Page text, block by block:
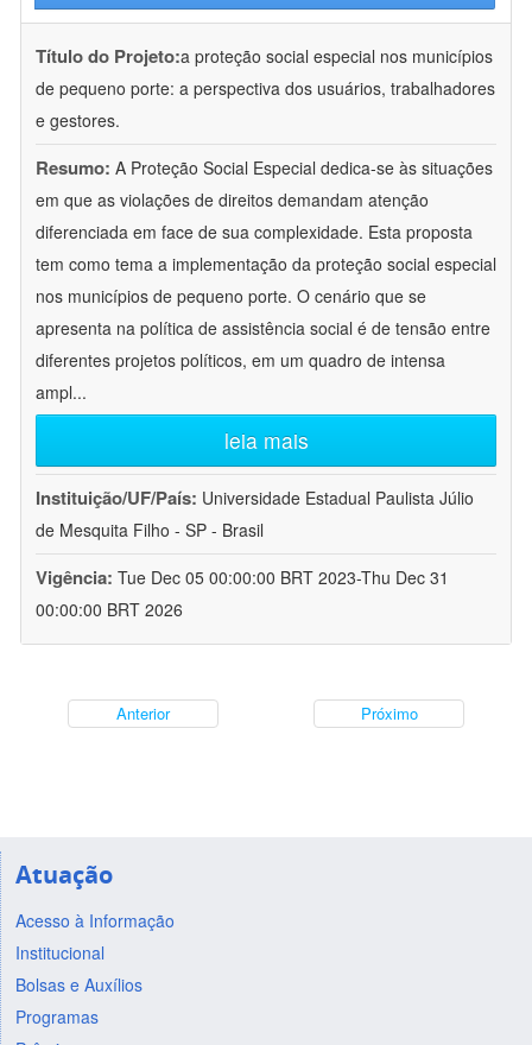
Título do Projeto:a proteção social especial nos municípios
de pequeno porte: a perspectiva dos usuários, trabalhadores
e gestores.
Resumo: A Proteção Social Especial dedica-se às situações
em que as violações de direitos demandam atenção
diferenciada em face de sua complexidade. Esta proposta
tem como tema a implementação da proteção social especial
nos municípios de pequeno porte. O cenário que se
apresenta na política de assistência social é de tensão entre
diferentes projetos políticos, em um quadro de intensa
ampl...
leia mais
Instituição/UF/País: Universidade Estadual Paulista Júlio
de Mesquita Filho - SP - Brasil
Vigência: Tue Dec 05 00:00:00 BRT 2023-Thu Dec 31
00:00:00 BRT 2026
Anterior Próximo
Atuação
Acesso à Informação
Institucional
Bolsas e Auxílios
Programas